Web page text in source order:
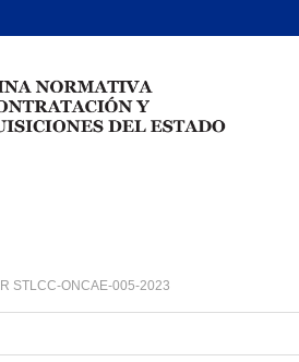
STLCC-ONCAE-005-2023